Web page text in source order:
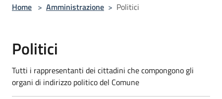
Home > Amministrazione > Politici
Politici
Tutti i rappresentanti dei cittadini che compongono gli
organi di indirizzo politico del Comune